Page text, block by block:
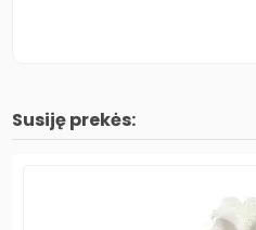
Susiję prekės: